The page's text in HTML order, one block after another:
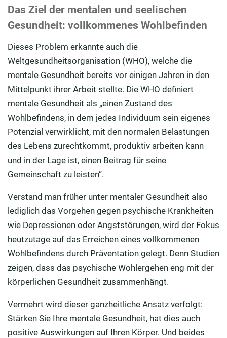
Das Ziel der mentalen und seelischen
Gesundheit: vollkommenes Wohlbefinden
Dieses Problem erkannte auch die
Weltgesundheitsorganisation (WHO), welche die
mentale Gesundheit bereits vor einigen Jahren in den
Mittelpunkt ihrer Arbeit stellte. Die WHO definiert
mentale Gesundheit als „einen Zustand des
Wohlbefindens, in dem jedes Individuum sein eigenes
Potenzial verwirklicht, mit den normalen Belastungen
des Lebens zurechtkommt, produktiv arbeiten kann
und in der Lage ist, einen Beitrag für seine
Gemeinschaft zu leisten“.
Verstand man früher unter mentaler Gesundheit also
lediglich das Vorgehen gegen psychische Krankheiten
wie Depressionen oder Angststörungen, wird der Fokus
heutzutage auf das Erreichen eines vollkommenen
Wohlbefindens durch Präventation gelegt. Denn Studien
zeigen, dass das psychische Wohlergehen eng mit der
körperlichen Gesundheit zusammenhängt.
Vermehrt wird dieser ganzheitliche Ansatz verfolgt:
Stärken Sie Ihre mentale Gesundheit, hat dies auch
positive Auswirkungen auf Ihren Körper. Und beides